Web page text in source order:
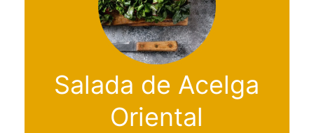
Salada de Acelga
Oriental